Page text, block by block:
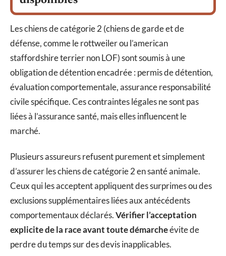
Les chiens de catégorie 2 (chiens de garde et de
défense, comme le rottweiler ou l’american
staffordshire terrier non LOF) sont soumis à une
obligation de détention encadrée : permis de détention,
évaluation comportementale, assurance responsabilité
civile spécifique. Ces contraintes légales ne sont pas
liées à l’assurance santé, mais elles influencent le
marché.
Plusieurs assureurs refusent purement et simplement
d’assurer les chiens de catégorie 2 en santé animale.
Ceux qui les acceptent appliquent des surprimes ou des
exclusions supplémentaires liées aux antécédents
comportementaux déclarés.Vérifier l’acceptation
explicite de la race avant toute démarcheévite de
perdre du temps sur des devis inapplicables.